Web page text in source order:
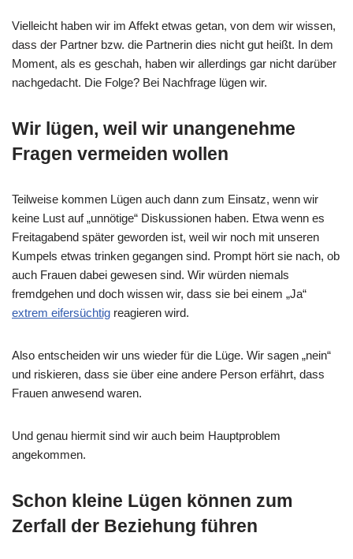
Vielleicht haben wir im Affekt etwas getan, von dem wir wissen,
dass der Partner bzw. die Partnerin dies nicht gut heißt. In dem
Moment, als es geschah, haben wir allerdings gar nicht darüber
nachgedacht. Die Folge? Bei Nachfrage lügen wir.
Wir lügen, weil wir unangenehme
Fragen vermeiden wollen
Teilweise kommen Lügen auch dann zum Einsatz, wenn wir
keine Lust auf „unnötige“ Diskussionen haben. Etwa wenn es
Freitagabend später geworden ist, weil wir noch mit unseren
Kumpels etwas trinken gegangen sind. Prompt hört sie nach, ob
auch Frauen dabei gewesen sind. Wir würden niemals
fremdgehen und doch wissen wir, dass sie bei einem „Ja“
extrem eifersüchtig reagieren wird.
Also entscheiden wir uns wieder für die Lüge. Wir sagen „nein“
und riskieren, dass sie über eine andere Person erfährt, dass
Frauen anwesend waren.
Und genau hiermit sind wir auch beim Hauptproblem
angekommen.
Schon kleine Lügen können zum
Zerfall der Beziehung führen